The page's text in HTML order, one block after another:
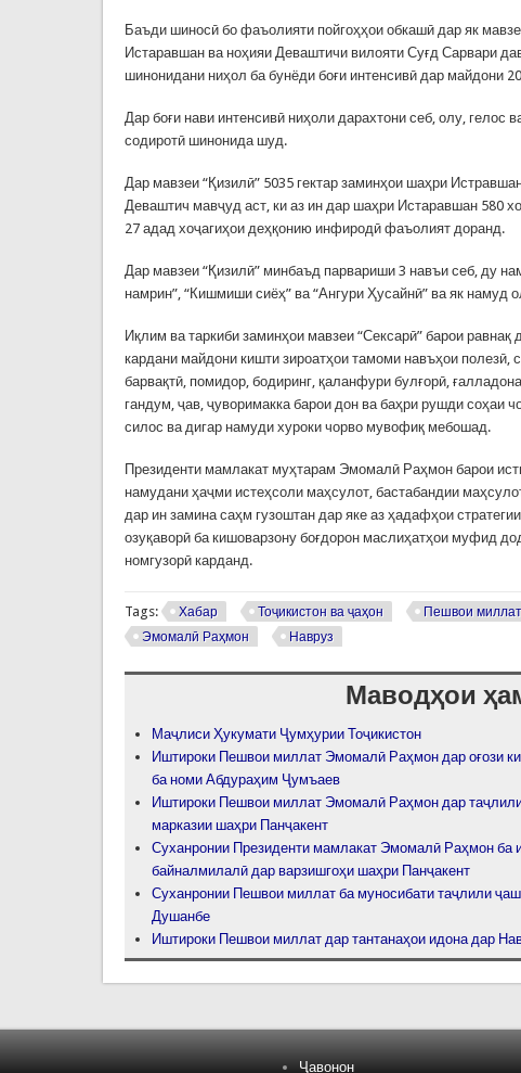
Баъди шиносӣ бо фаъолияти пойгоҳҳои обкашӣ дар як
Истаравшан ва ноҳияи Деваштичи вилояти Суғд Сарвари
шинонидани ниҳол ба бунёди боғи интенсивӣ дар майдони
Дар боғи нави интенсивӣ ниҳоли дарахтони себ, олу, гелос
содиротӣ шинонида шуд.
Дар мавзеи “Қизилӣ” 5035 гектар заминҳои шаҳри
Деваштич мавҷуд аст, ки аз ин дар шаҳри Истаравшан 580
27 адад хоҷагиҳои деҳқонию инфиродӣ фаъолият доранд.
Дар мавзеи “Қизилӣ” минбаъд парвариши 3 навъи себ, ду
намрин”, “Кишмиши сиёҳ” ва “Ангури Ҳусайнӣ” ва як намуд
Иқлим ва таркиби заминҳои мавзеи “Сексарӣ” барои
кардани майдони кишти зироатҳои тамоми навъҳои полезӣ,
барвақтӣ, помидор, бодиринг, қаланфури булғорӣ,
гандум, ҷав, ҷуворимакка барои дон ва баҳри рушди соҳаи
силос ва дигар намуди хуроки чорво мувофиқ мебошад.
Президенти мамлакат муҳтарам Эмомалӣ Раҳмон барои
намудани ҳаҷми истеҳсоли маҳсулот, бастабандии
дар ин замина саҳм гузоштан дар яке аз ҳадафҳои
озуқаворӣ ба кишоварзону боғдорон маслиҳатҳои муфид
номгузорӣ карданд.
Tags: Хабар Тоҷикистон ва ҷаҳон Пешвои миллат
Эмомалӣ Раҳмон
Навруз
Маводҳои
Маҷлиси Ҳукумати Ҷумҳурии Тоҷикистон
Иштироки Пешвои миллат Эмомалӣ Раҳмон дар оғози
ба номи Абдураҳим Ҷумъаев
Иштироки Пешвои миллат Эмомалӣ Раҳмон дар
марказии шаҳри Панҷакент
Суханронии Президенти мамлакат Эмомалӣ Раҳмон ба
байналмилалӣ дар варзишгоҳи шаҳри Панҷакент
Суханронии Пешвои миллат ба муносибати таҷлили
Душанбе
Иштироки Пешвои миллат дар тантанаҳои идона дар
Ҷавонон